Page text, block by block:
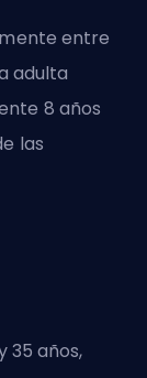
entre
adulta
8 años
las
35 años,